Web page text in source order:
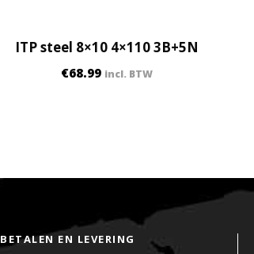
ITP steel 8×10 4×110 3B+5N
€68.99 incl. BTW
BETALEN EN LEVERING